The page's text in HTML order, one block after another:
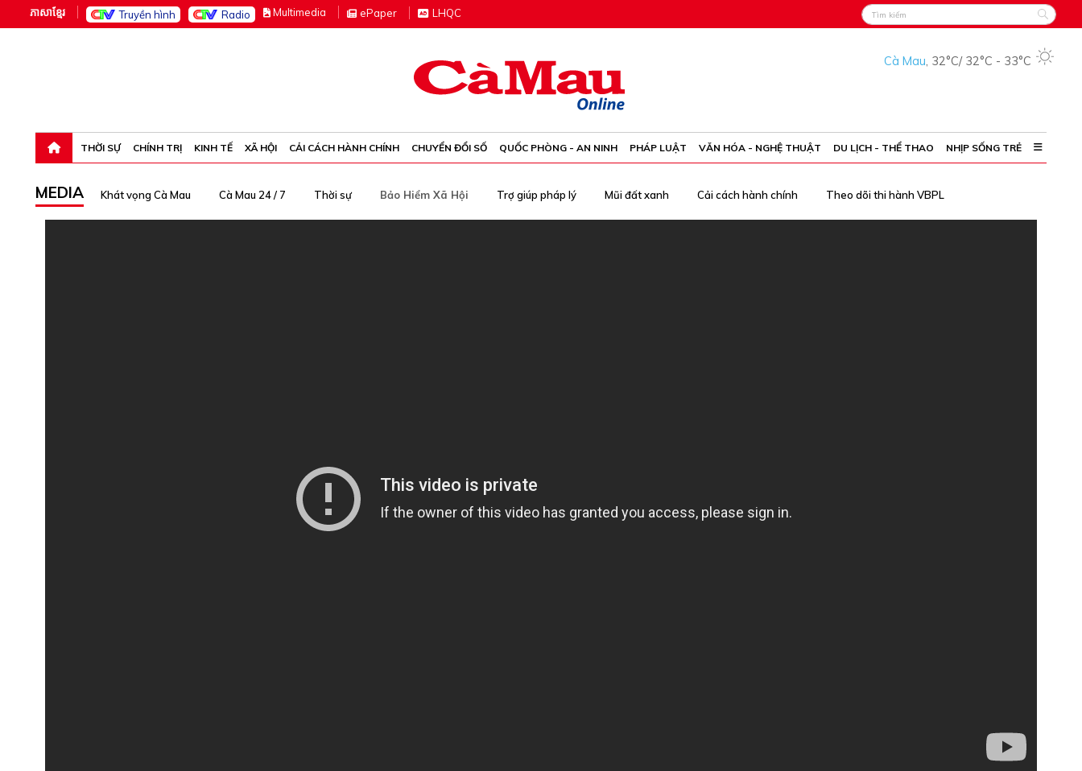
ភាសាខ្មែរ Truyền hình Radio Multimedia ePaper LHQC
Cà Mau, 32°C/ 32°C - 33°C
THỜI SỰ CHÍNH TRỊ KINH TẾ XÃ HỘI CẢI CÁCH HÀNH CHÍNH CHUYỂN ĐỔI SỐ QUỐC PHÒNG - AN NINH PHÁP LUẬT VĂN HÓA - NGHỆ THUẬT DU LỊCH - THỂ THAO NHỊP SỐNG TRẺ
MEDIA Khát vọng Cà Mau Cà Mau 24 / 7 Thời sự Bảo Hiểm Xã Hội Trợ giúp pháp lý Mũi đất xanh Cải cách hành chính Theo dõi thi hành VBPL